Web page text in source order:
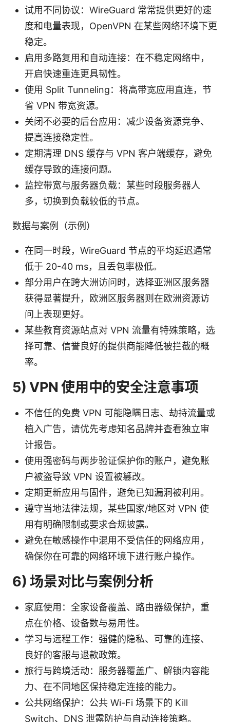
试用不同协议：WireGuard 常常提供更好的速
度和电量表现，OpenVPN 在某些网络环境下更
稳定。
启用多路复用和自动连接：在不稳定网络中，
开启快速重连更具韧性。
使用 Split Tunneling：将高带宽应用直连，节
省 VPN 带宽资源。
关闭不必要的后台应用：减少设备资源竞争、
提高连接稳定性。
定期清理 DNS 缓存与 VPN 客户端缓存，避免
缓存导致的连接问题。
监控带宽与服务器负载：某些时段服务器人
多，切换到负载较低的节点。
数据与案例（示例）
在同一时段，WireGuard 节点的平均延迟通常
低于 20-40 ms，且丢包率极低。
部分用户在跨大洲访问时，选择亚洲区服务器
获得显著提升，欧洲区服务器则在欧洲资源访
问上表现更好。
某些教育资源站点对 VPN 流量有特殊策略，选
择可靠、信誉良好的提供商能降低被拦截的概
率。
5) VPN 使用中的安全注意事项
不信任的免费 VPN 可能隐瞒日志、劫持流量或
植入广告，请优先考虑知名品牌并查看独立审
计报告。
使用强密码与两步验证保护你的账户，避免账
户被盗导致 VPN 设置被篡改。
定期更新应用与固件，避免已知漏洞被利用。
遵守当地法律法规，某些国家/地区对 VPN 使
用有明确限制或要求合规披露。
避免在敏感操作中混用不受信任的网络应用，
确保你在可靠的网络环境下进行账户操作。
6) 场景对比与案例分析
家庭使用：全家设备覆盖、路由器级保护，重
点在价格、设备数与易用性。
学习与远程工作：强健的隐私、可靠的连接、
良好的客服与退款政策。
旅行与跨境活动：服务器覆盖广、解锁内容能
力、在不同地区保持稳定连接的能力。
公共网络保护：公共 Wi-Fi 场景下的 Kill
Switch、DNS 泄露防护与自动连接策略。